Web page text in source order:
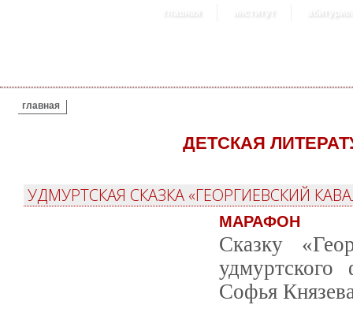
главная институт
ВЫ ЗДЕСЬ
главная
ДЕТСКАЯ
УДМУРТСКАЯ СКАЗКА «ГЕОРГИЕВСКИЙ
МАРАФОН
Сказку
Софья